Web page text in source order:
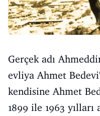
Gerçek adı
evliya Ahmet
kendisine Ahmet
1899 ile 1963 yılları